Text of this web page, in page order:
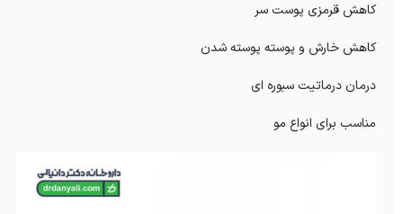
کاهش قرمزی پوست سر
کاهش خارش و پوسته پوسته شدن
درمان درماتیت سبوره ای
مناسب برای انواع مو